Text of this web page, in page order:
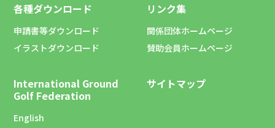
各種ダウンロード
申請書等ダウンロード
イラストダウンロード
リンク集
関係団体ホームページ
賛助会員ホームページ
International Ground
Golf Federation
English
サイトマップ